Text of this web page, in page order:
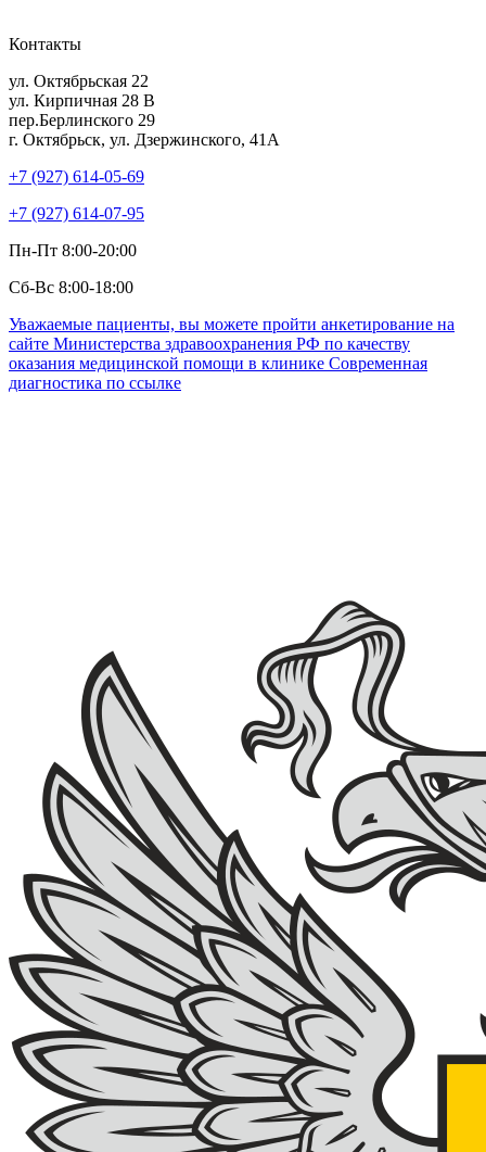
Контакты
ул. Октябрьская 22
ул. Кирпичная 28 В
пер.Берлинского 29
г. Октябрьск, ул. Дзержинского, 41А
+7 (927) 614-05-69
+7 (927) 614-07-95
Пн-Пт 8:00-20:00
Сб-Вс 8:00-18:00
Уважаемые пациенты, вы можете пройти анкетирование на
сайте Министерства здравоохранения РФ по качеству
оказания медицинской помощи в клинике Современная
диагностика по ссылке